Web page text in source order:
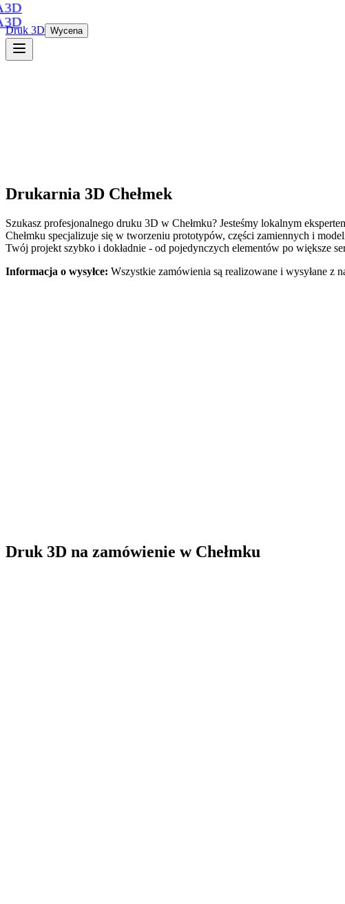
Druk 3D Wycena
Drukarnia 3D Chełmek
Szukasz profesjonalnego druku 3D w Chełmku? Jesteśmy lokalnym
Chełmku specjalizuje się w tworzeniu prototypów, części zamiennych i
Twój projekt szybko i dokładnie - od pojedynczych elementów po większe
Informacja o wysyłce: Wszystkie zamówienia są realizowane i wysyłane z
Druk 3D na zamówienie w Chełmku